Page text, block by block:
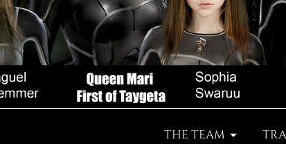
THE TEAM